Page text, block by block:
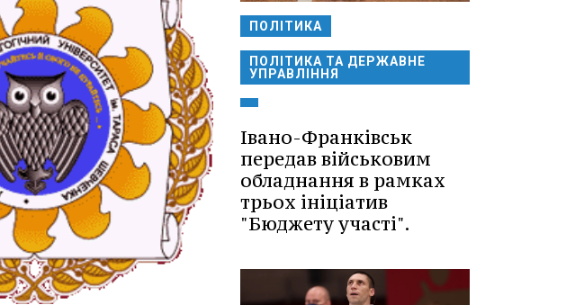
ПОЛІТИКА
ПОЛІТИКА ТА ДЕРЖАВНЕ
УПРАВЛІННЯ
Івано-Франківськ
передав військовим
обладнання в рамках
трьох ініціатив
"Бюджету участі".